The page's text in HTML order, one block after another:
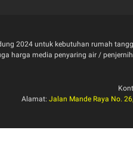
2024 untuk kebutuhan rumah
harga media penyaring air /
Alamat: Jalan Mande Raya No.